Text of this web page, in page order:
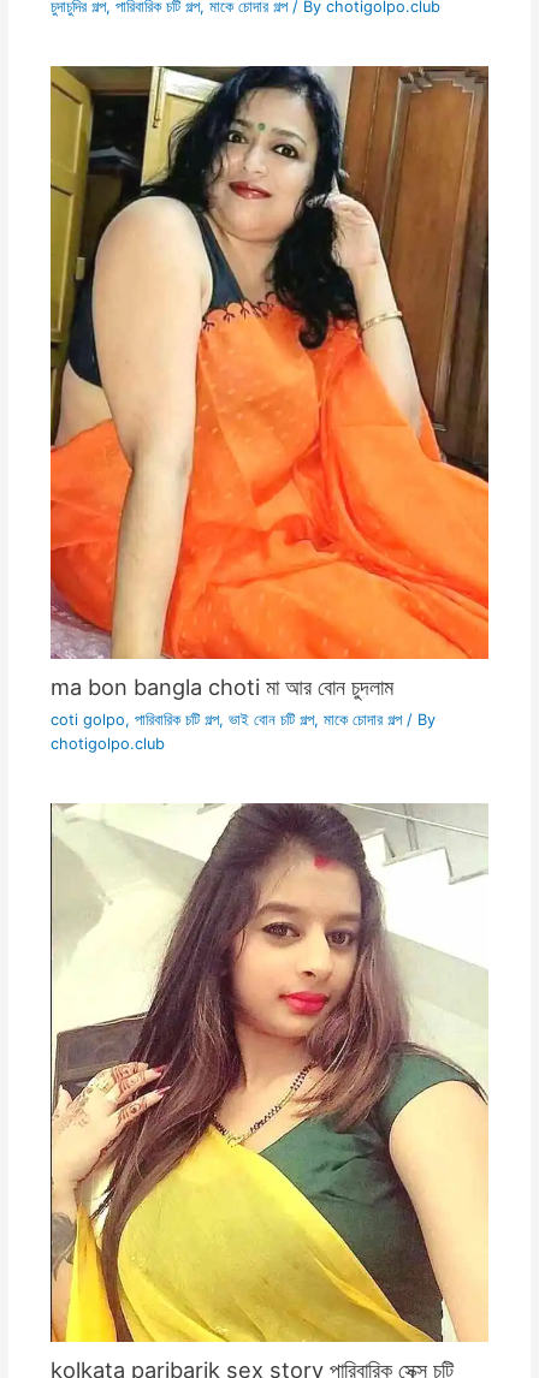
চুদাচুদির গল্প, পারিবারিক চটি গল্প, মাকে চোদার গল্প/ By chotigolpo.club
ma bon bangla choti মা আর বোন চুদলাম
coti golpo, পারিবারিক চটি গল্প, ভাই বোন চটি গল্প, মাকে চোদার গল্প/ By
chotigolpo.club
kolkata paribarik sex story পারিবারিক সেক্স চটি